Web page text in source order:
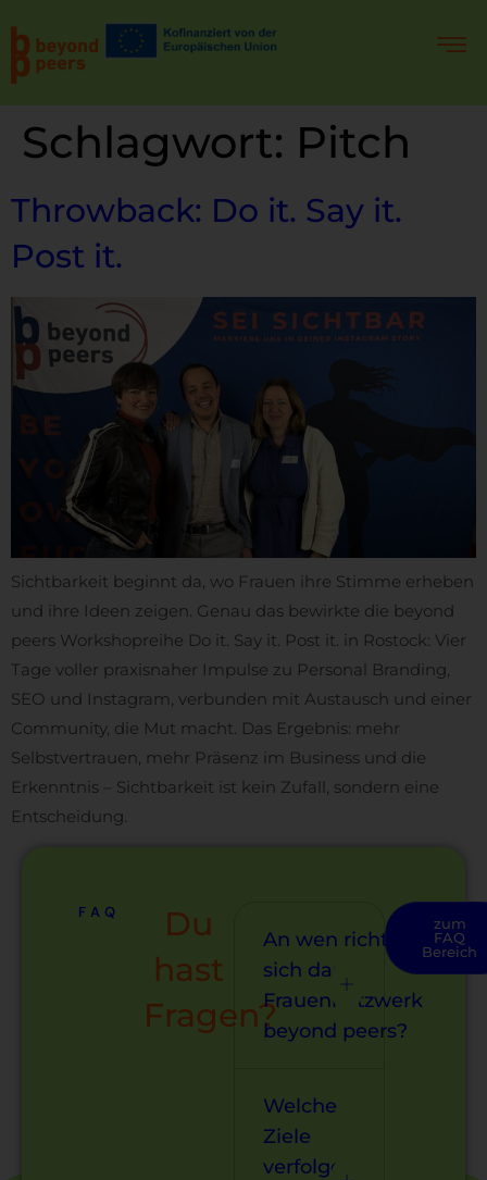
Schlagwort: Pitch
Throwback: Do it. Say it.
Post it.
Sichtbarkeit beginnt da, wo Frauen ihre Stimme erheben
und ihre Ideen zeigen. Genau das bewirkte die beyond
peers Workshopreihe Do it. Say it. Post it. in Rostock: Vier
Tage voller praxisnaher Impulse zu Personal Branding,
SEO und Instagram, verbunden mit Austausch und einer
Community, die Mut macht. Das Ergebnis: mehr
Selbstvertrauen, mehr Präsenz im Business und die
Erkenntnis – Sichtbarkeit ist kein Zufall, sondern eine
Entscheidung.
FAQ
Du
hast
Fragen?
An wen richtet
sich das
Frauennetzwerk
beyond peers?
Welche
Ziele
verfolgen
zum
FAQ
Bereich